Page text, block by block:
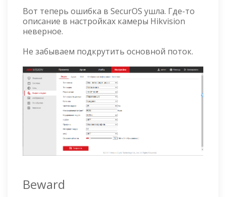
Вот теперь ошибка в SecurOS ушла. Где-то
описание в настройках камеры Hikvision
неверное.
Не забываем подкрутить основной поток.
Beward